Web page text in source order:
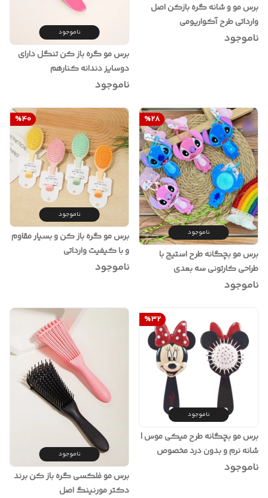
برس مو و شانه گره بازکن اصل
وارداتی طرح آکواریومی
ناموجود ناموجود
برس مو گره باز کن تنگل دارای
دوسایز دندانه کنارهم
ناموجود
%28
ناموجود
برس مو بچگانه طرح استیج با
طراحی کارتونی سه بعدی
ناموجود
%40
ناموجود
برس مو گره باز کن و بسیار مقاوم
و با کیفیت وارداتی
ناموجود
%32
ناموجود
برس مو بچگانه طرح میکی موس |
شانه نرم و بدون درد مخصوص
کودکان
ناموجود
ناموجود
برس مو فلکسی گره باز کن برند
دکتر مورنینگ اصل